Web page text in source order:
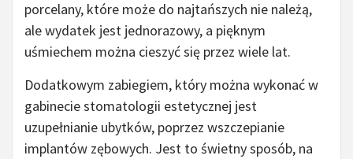
porcelany, które może do najtańszych nie należą,
ale wydatek jest jednorazowy, a pięknym
uśmiechem można cieszyć się przez wiele lat.
Dodatkowym zabiegiem, który można wykonać w
gabinecie stomatologii estetycznej jest
uzupełnianie ubytków, poprzez wszczepianie
implantów zębowych. Jest to świetny sposób, na